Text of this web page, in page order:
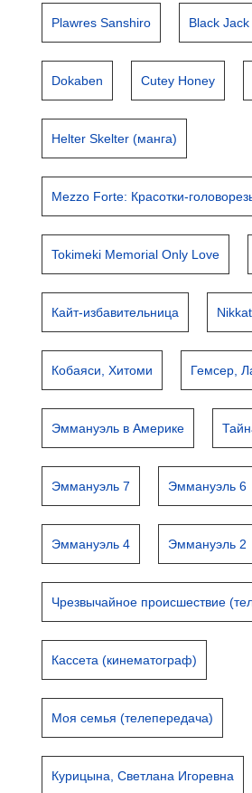
Plawres Sanshiro Black
Dokaben Cutey Honey
Helter Skelter (манга)
Mezzo Forte: Красотки-
Tokimeki Memorial Only Love
Кайт-избавительница
Кобаяси, Хитоми Гемсер,
Эммануэль в Америке
Эммануэль 7 Эммануэль 6
Эммануэль 4 Эммануэль 2
Чрезвычайное происшествие
Кассета (кинематограф)
Моя семья (телепередача)
Курицына, Светлана Игоревна